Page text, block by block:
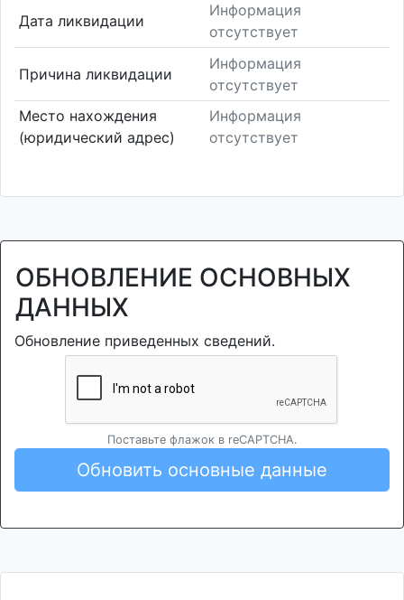
Дата ликвидации
Информация
отсутствует
Причина ликвидации
Информация
отсутствует
Место нахождения
(юридический адрес)
Информация
отсутствует
ОБНОВЛЕНИЕ ОСНОВНЫХ
ДАННЫХ
Обновление приведенных сведений.
Поставьте флажок в reCAPTCHA.
Обновить основные данные